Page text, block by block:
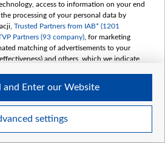
у Беларусі
6 жніўня
Беларускія
на падставе
забруджаных
06 ЖНІЎНЯ 2026
access to information on your end
processing of your personal data by
Trusted Partners from IAB* (1201
Partners (93 company) , for marketing
matching of advertisements to your
and others, which we indicate
data by TVP S.A. w likwidacji are as
advertising
advertising
settings
and Enter our Website